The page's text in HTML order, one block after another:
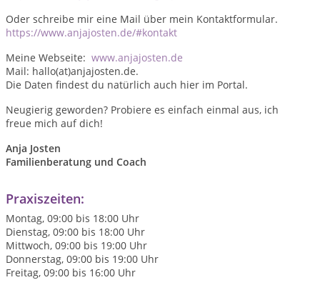
Oder schreibe mir eine Mail über mein Kontaktformular.
https://www.anjajosten.de/#kontakt
Meine Webseite: www.anjajosten.de
Mail: hallo(at)anjajosten.de.
Die Daten findest du natürlich auch hier im Portal.
Neugierig geworden? Probiere es einfach einmal aus, ich
freue mich auf dich!
Anja Josten
Familienberatung und Coach
Praxiszeiten:
Montag, 09:00 bis 18:00 Uhr
Dienstag, 09:00 bis 18:00 Uhr
Mittwoch, 09:00 bis 19:00 Uhr
Donnerstag, 09:00 bis 19:00 Uhr
Freitag, 09:00 bis 16:00 Uhr